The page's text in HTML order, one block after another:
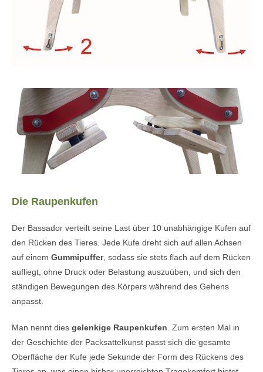
Die Raupenkufen
Der Bassador verteilt seine Last über 10 unabhängige Kufen auf
den Rücken des Tieres. Jede Kufe dreht sich auf allen Achsen
auf einem Gummipuffer, sodass sie stets flach auf dem Rücken
aufliegt, ohne Druck oder Belastung auszuüben, und sich den
ständigen Bewegungen des Körpers während des Gehens
anpasst.
Man nennt dies gelenkige Raupenkufen . Zum ersten Mal in
der Geschichte der Packsattelkunst passt sich die gesamte
Oberfläche der Kufe jede Sekunde der Form des Rückens des